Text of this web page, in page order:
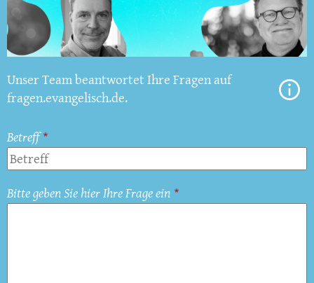
Unser Team beantwortet Ihre Fragen auf
fragen.evangelisch.de.
Betreff
Bitte geben Sie hier Ihre Frage ein